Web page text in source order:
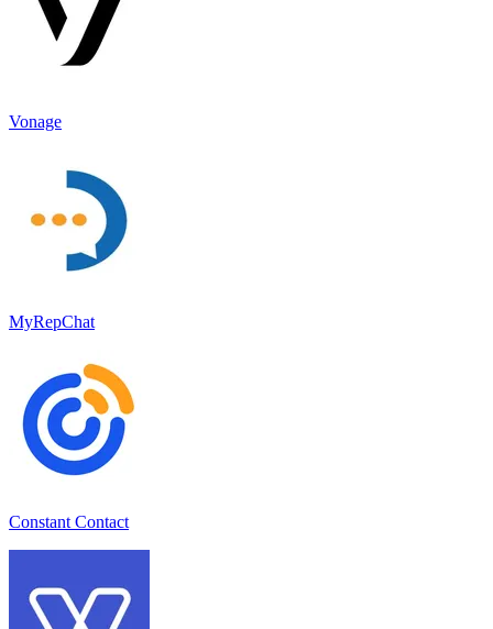
Vonage
MyRepChat
Constant Contact